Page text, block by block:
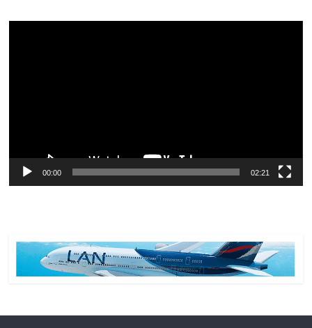
00:00 02:21